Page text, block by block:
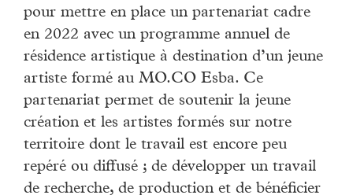
pour mettre en place un partenariat cadre
en 2022 avec un programme annuel de
résidence artistique à destination d’un jeune
artiste formé au MO.CO Esba. Ce
partenariat permet de soutenir la jeune
création et les artistes formés sur notre
territoire dont le travail est encore peu
repéré ou diffusé ; de développer un travail
de recherche, de production et de bénéficier